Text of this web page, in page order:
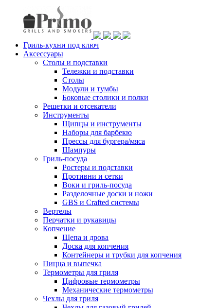
Гриль-кухни под ключ
Аксессуары
Столы и подставки
Тележки и подставки
Столы
Модули и тумбы
Боковые столики и полки
Решетки и отсекатели
Инструменты
Щипцы и инструменты
Наборы для барбекю
Прессы для бургера/мяса
Шампуры
Гриль-посуда
Ростеры и подставки
Противни и сетки
Воки и гриль-посуда
Разделочные доски и ножи
GBS и Crafted системы
Вертелы
Перчатки и рукавицы
Копчение
Щепа и дрова
Доска для копчения
Контейнеры и трубки для копчения
Пицца и выпечка
Термометры для гриля
Цифровые термометры
Механические термометры
Чехлы для гриля